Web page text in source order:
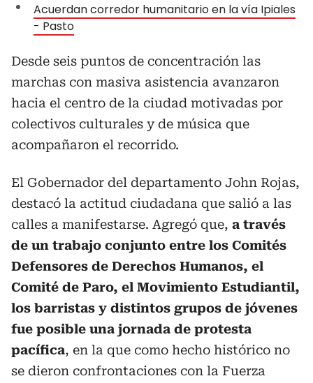
Acuerdan corredor humanitario en la vía Ipiales
- Pasto
Desde seis puntos de concentración las
marchas con masiva asistencia avanzaron
hacia el centro de la ciudad motivadas por
colectivos culturales y de música que
acompañaron el recorrido.
El Gobernador del departamento John Rojas,
destacó la actitud ciudadana que salió a las
calles a manifestarse. Agregó que, a través
de un trabajo conjunto entre los Comités
Defensores de Derechos Humanos, el
Comité de Paro, el Movimiento Estudiantil,
los barristas y distintos grupos de jóvenes
fue posible una jornada de protesta
pacífica, en la que como hecho histórico no
se dieron confrontaciones con la Fuerza